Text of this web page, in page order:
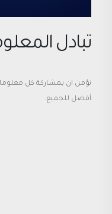
تبادل
نؤمن ان بمشاركة كل
أفضل للجميع.